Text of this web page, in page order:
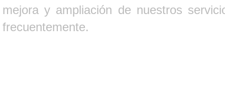
mejora y ampliación de nuestros
frecuentemente.